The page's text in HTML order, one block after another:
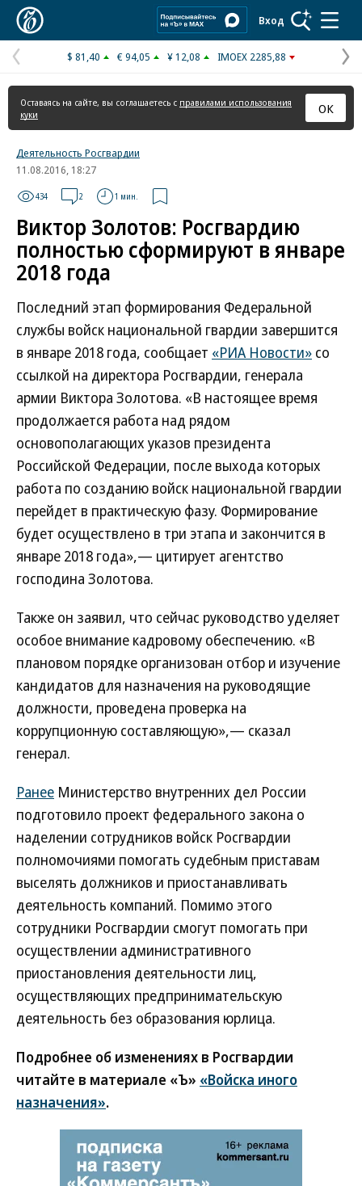
Вход
Предыдущая
страница
$ 81,40 € 94,05 ¥ 12,08 IMOEX 2285,88
Оставаясь на сайте, вы соглашаетесь с правилами использования
куки
ОК
Деятельность Росгвардии
11.08.2016, 18:27
434 2 1 мин.
Виктор Золотов: Росгвардию
полностью сформируют в январе
2018 года
Последний этап формирования Федеральной
службы войск национальной гвардии завершится
в январе 2018 года, сообщает «РИА Новости» со
ссылкой на директора Росгвардии, генерала
армии Виктора Золотова. «В настоящее время
продолжается работа над рядом
основополагающих указов президента
Российской Федерации, после выхода которых
работа по созданию войск национальной гвардии
перейдет в практическую фазу. Формирование
будет осуществлено в три этапа и закончится в
январе 2018 года»,— цитирует агентство
господина Золотова.
Также он заявил, что сейчас руководство уделяет
особое внимание кадровому обеспечению. «В
плановом порядке организован отбор и изучение
кандидатов для назначения на руководящие
должности, проведена проверка на
коррупционную составляющую»,— сказал
генерал.
Ранее Министерство внутренних дел России
подготовило проект федерального закона о
наделении сотрудников войск Росгвардии
полномочиями помогать судебным приставам
выселять должников и приостанавливать
деятельность компаний. Помимо этого
сотрудники Росгвардии смогут помогать при
осуществлении административного
приостановления деятельности лиц,
осуществляющих предпринимательскую
деятельность без образования юрлица.
Подробнее об изменениях в Росгвардии
читайте в материале «Ъ» «Войска иного
назначения».